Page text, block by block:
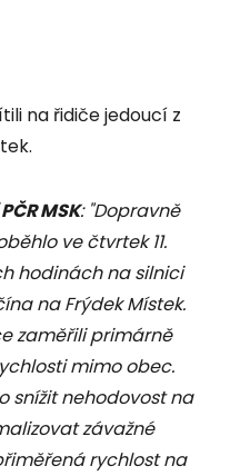
na řidiče jedoucí z
MSK: "Dopravně
ve čtvrtek 11.
hodinách na silnici
na Frýdek Místek.
zaměřili primárně
mimo obec.
snížit nehodovost na
závažné
rychlost na